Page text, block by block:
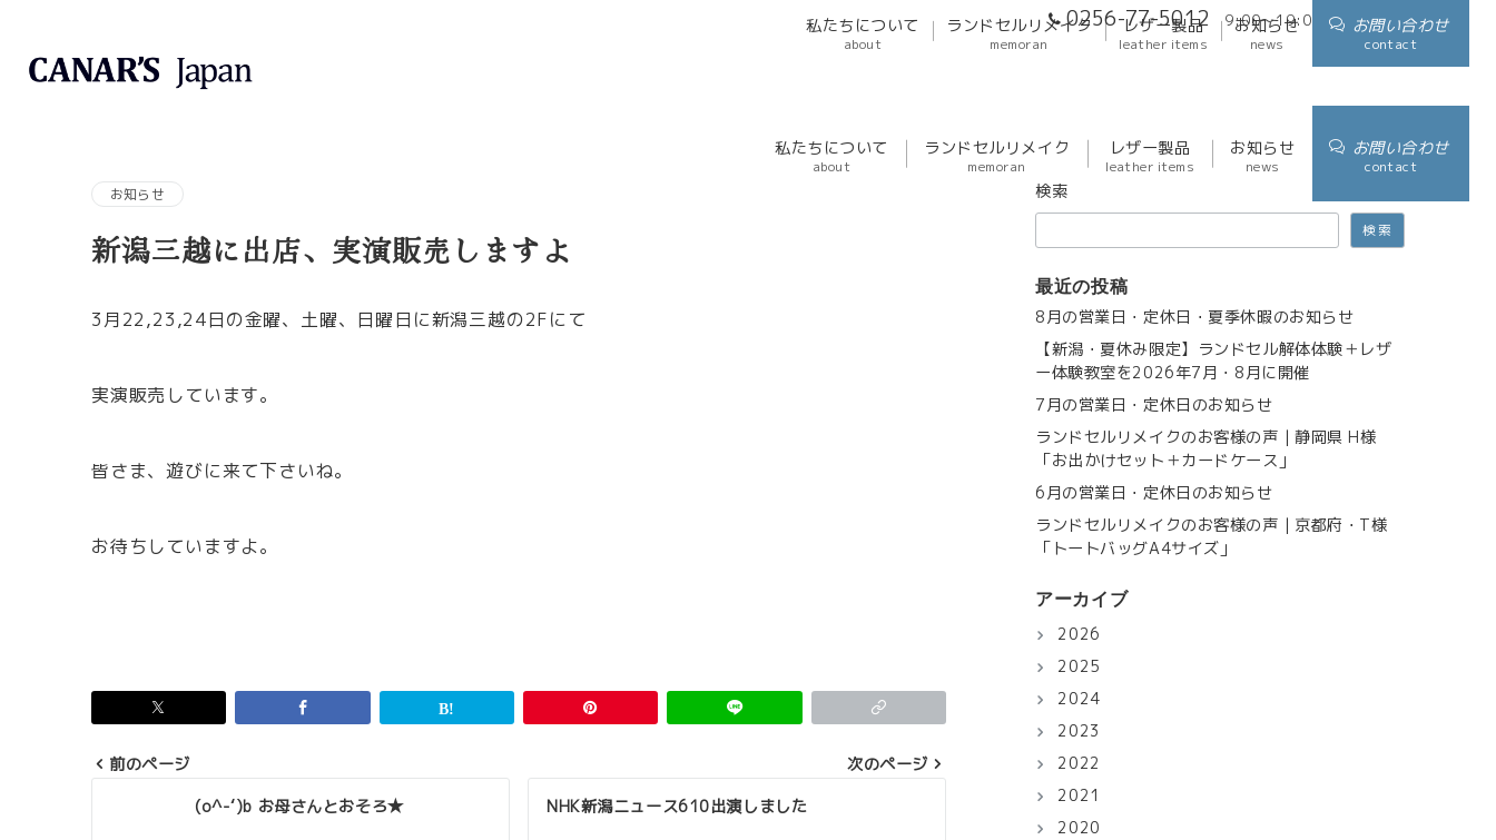
0256-77-5012 9:00～19:00 アクセス
私たちについて
about
ランドセルリメイク
memoran
レザー製品
leather items
お知らせ
news
お問い合わせ
contact
私たちについて
about
ランドセルリメイク
memoran
レザー製品
leather items
お知らせ
news
お問い合わせ
contact
お知らせ
新潟三越に出店、実演販売しますよ
3月22,23,24日の金曜、土曜、日曜日に新潟三越の2Fにて
実演販売しています。
皆さま、遊びに来て下さいね。
お待ちしていますよ。
前のページ
(o^-‘)b お母さんとおそろ★
次のページ
NHK新潟ニュース610出演しました
検索
検索
最近の投稿
8月の営業日・定休日・夏季休暇のお知らせ
【新潟・夏休み限定】ランドセル解体体験＋レザ
ー体験教室を2026年7月・8月に開催
7月の営業日・定休日のお知らせ
ランドセルリメイクのお客様の声｜静岡県 H様
「お出かけセット＋カードケース」
6月の営業日・定休日のお知らせ
ランドセルリメイクのお客様の声｜京都府・T様
「トートバッグA4サイズ」
アーカイブ
2026
2025
2024
2023
2022
2021
2020